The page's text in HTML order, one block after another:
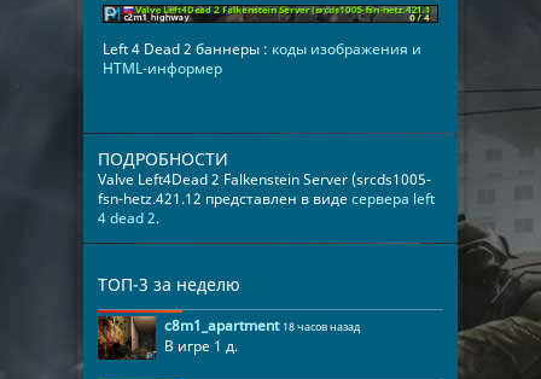
Left 4 Dead 2 баннеры : коды изображения и
HTML-информер
ПОДРОБНОСТИ
Valve Left4Dead 2 Falkenstein Server (srcds1005-
fsn-hetz.421.12 представлен в видесервера left
4 dead 2.
ТОП-3 за неделю
c8m1_apartment 18 часов назад
В игре 1 д.